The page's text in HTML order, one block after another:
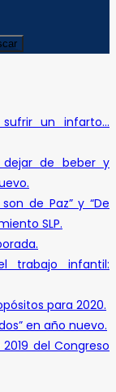
un infarto…
dejar de beber y
de Paz” y “De
SLP.
trabajo infantil:
para 2020.
en año nuevo.
del Congreso